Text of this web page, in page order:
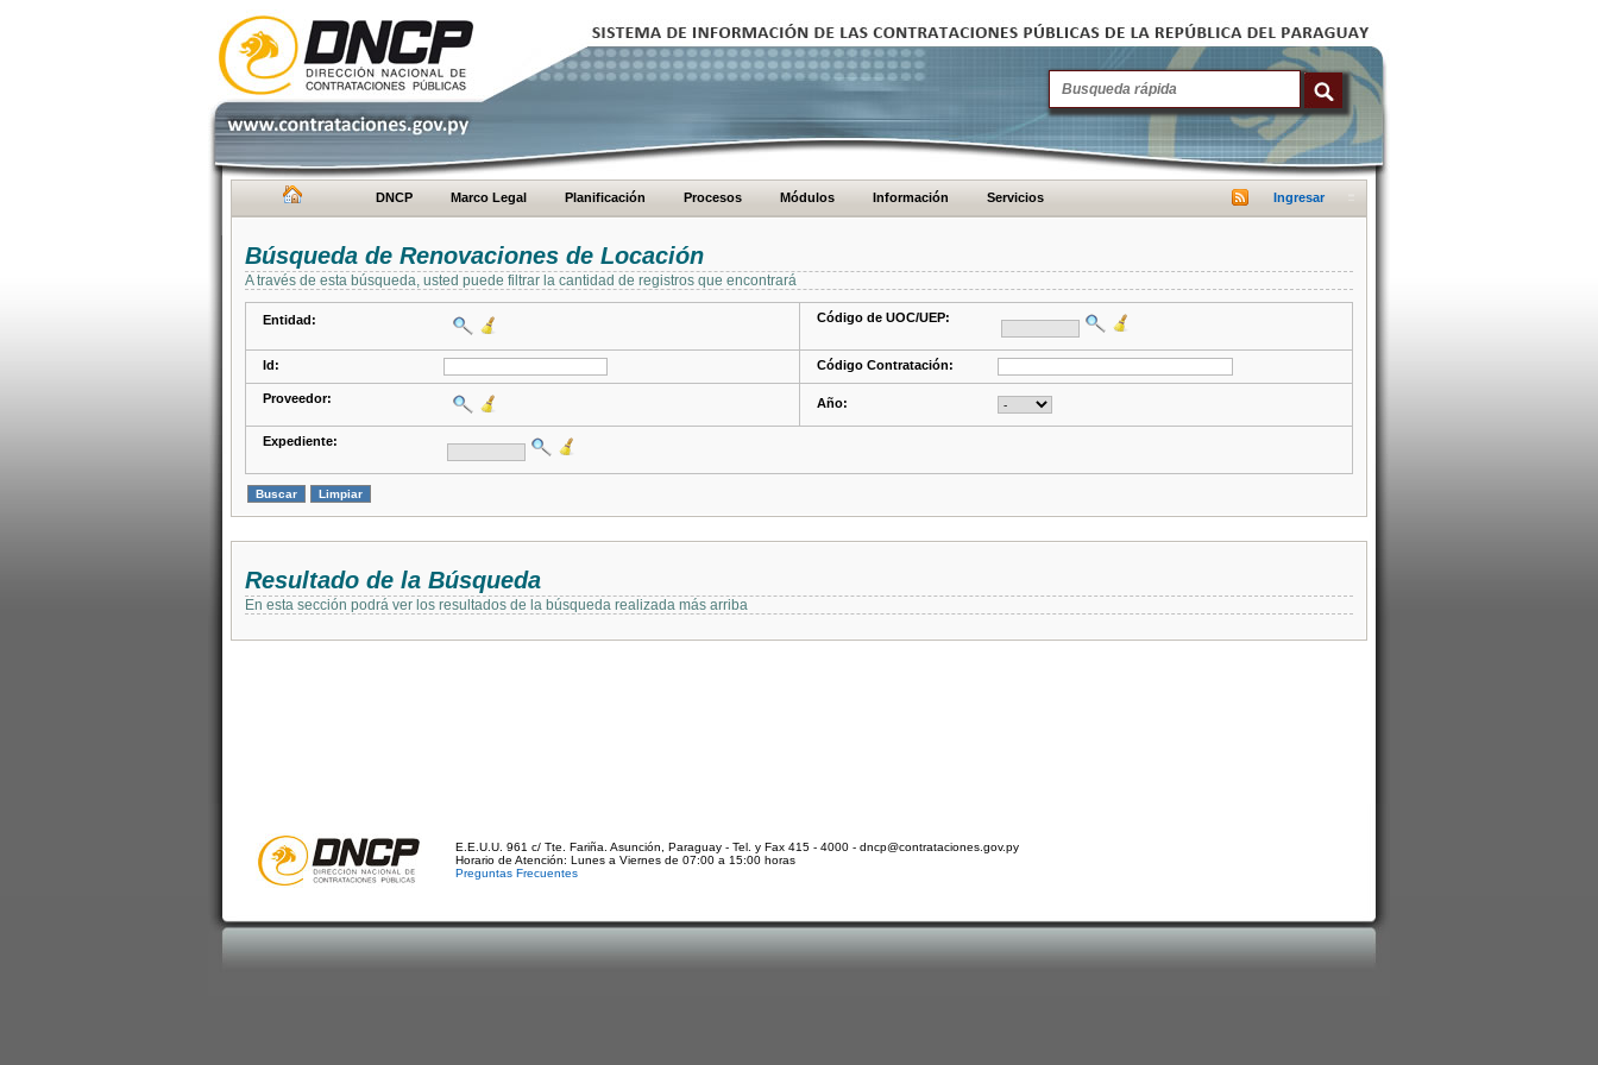
DNCP Marco Legal Planificación Procesos Módulos Información Servicios Ingresar
Búsqueda de Renovaciones de Locación
A través de esta búsqueda, usted puede filtrar la cantidad de registros que encontrará
Entidad: Código de UOC/UEP:
Id: Código Contratación:
Proveedor: Año:
Expediente:
Resultado de la Búsqueda
En esta sección podrá ver los resultados de la búsqueda realizada más arriba
E.E.U.U. 961 c/ Tte. Fariña. Asunción, Paraguay - Tel. y Fax 415 - 4000 - dncp@contrataciones.gov.py
Horario de Atención: Lunes a Viernes de 07:00 a 15:00 horas
Preguntas Frecuentes